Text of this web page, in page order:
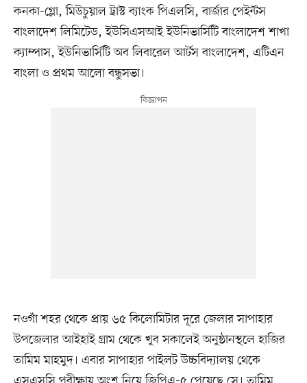
কনকা-গ্লো, মিউচুয়াল ট্রাস্ট ব্যাংক পিএলসি, বার্জার পেইন্টস
বাংলাদেশ লিমিটেড, ইউসিএসআই ইউনিভার্সিটি বাংলাদেশ শাখা
ক্যাম্পাস, ইউনিভার্সিটি অব লিবারেল আর্টস বাংলাদেশ, এটিএন
বাংলা ও প্রথম আলো বন্ধুসভা।
নওগাঁ শহর থেকে প্রায় ৬৫ কিলোমিটার দূরে জেলার সাপাহার
উপজেলার আইহাই গ্রাম থেকে খুব সকালেই অনুষ্ঠানস্থলে হাজির
তামিম মাহমুদ। এবার সাপাহার পাইলট উচ্চবিদ্যালয় থেকে